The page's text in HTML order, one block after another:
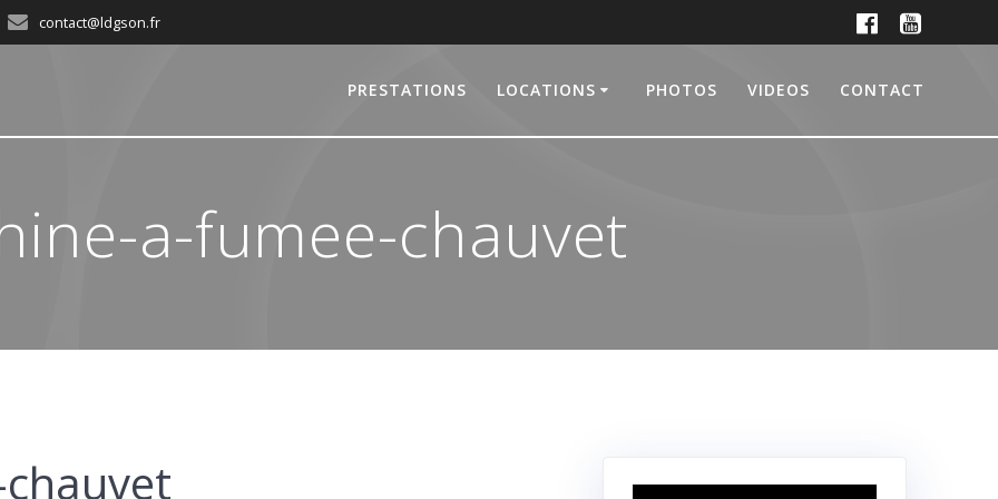
contact@ldgson.fr
PRESTATIONS LOCATIONS PHOTOS VIDEOS CONTACT
a-fumee-chauvet